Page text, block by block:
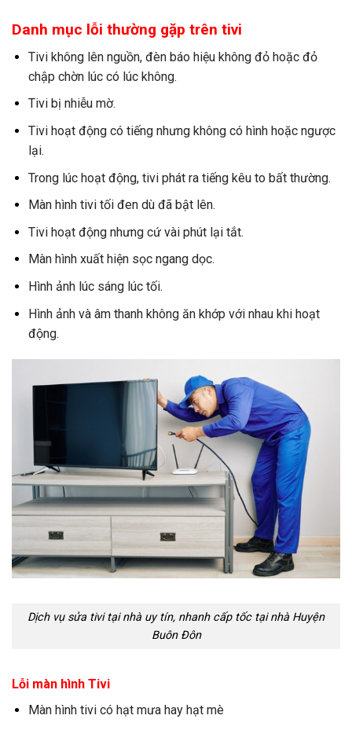
Danh mục lỗi thường gặp trên tivi
Tivi không lên nguồn, đèn báo hiệu không đỏ hoặc đỏ
chập chờn lúc có lúc không.
Tivi bị nhiễu mờ.
Tivi hoạt động có tiếng nhưng không có hình hoặc ngược
lại.
Trong lúc hoạt động, tivi phát ra tiếng kêu to bất thường.
Màn hình tivi tối đen dù đã bật lên.
Tivi hoạt động nhưng cứ vài phút lại tắt.
Màn hình xuất hiện sọc ngang dọc.
Hình ảnh lúc sáng lúc tối.
Hình ảnh và âm thanh không ăn khớp với nhau khi hoạt
động.
Dịch vụ sửa tivi tại nhà uy tín, nhanh cấp tốc tại nhà Huyện
Buôn Đôn
Lỗi màn hình Tivi
Màn hình tivi có hạt mưa hay hạt mè